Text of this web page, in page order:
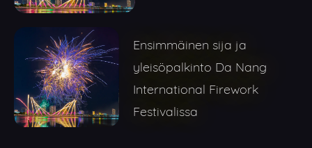
Ensimmäinen sija ja
yleisöpalkinto Da Nang
International Firework
Festivalissa